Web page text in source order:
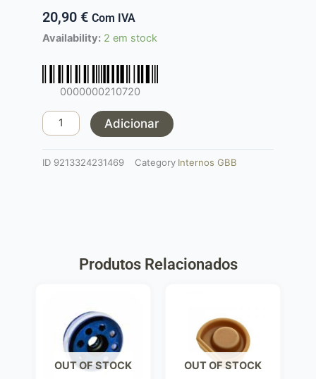
20,90 € Com IVA
Availability: 2 em stock
0000000210720
Quantidade
GBB
Flute
Valve
Adicionar
ID 9213324231469 Category Internos GBB
Produtos Relacionados
OUT OF STOCK OUT OF STOCK